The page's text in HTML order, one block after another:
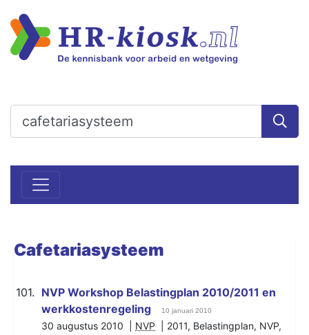
Cafetariasysteem
101. NVP Workshop Belastingplan 2010/2011 en
werkkostenregeling
10 januari 2010
30 augustus 2010 | NVP 2011, Belastingplan, NVP,